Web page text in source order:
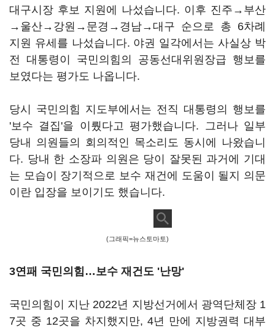
대구시장 후보 지원에 나섰습니다. 이후 진주→부산
→울산→강원→문경→경남→대구 순으로 총 6차례
지원 유세를 나섰습니다. 야권 일각에서는 사실상 박
전 대통령이 국민의힘의 공동선대위원장급 행보를
보였다는 평가도 나옵니다.
당시 국민의힘 지도부에서는 전직 대통령의 행보를
'보수 결집'을 이뤘다고 평가했습니다. 그러나 일부
당내 의원들의 회의적인 목소리도 동시에 나왔습니
다. 당내 한 소장파 의원은 당이 잘못된 과거에 기대
는 모습이 장기적으로 보수 재건에 도움이 될지 의문
이란 입장을 보이기도 했습니다.
(그래픽=뉴스토마토)
3연패 국민의힘…보수 재건도 '난망'
국민의힘이 지난 2022년 지방선거에서 광역단체장 1
7곳 중 12곳을 차지했지만, 4년 만에 지방권력 대부